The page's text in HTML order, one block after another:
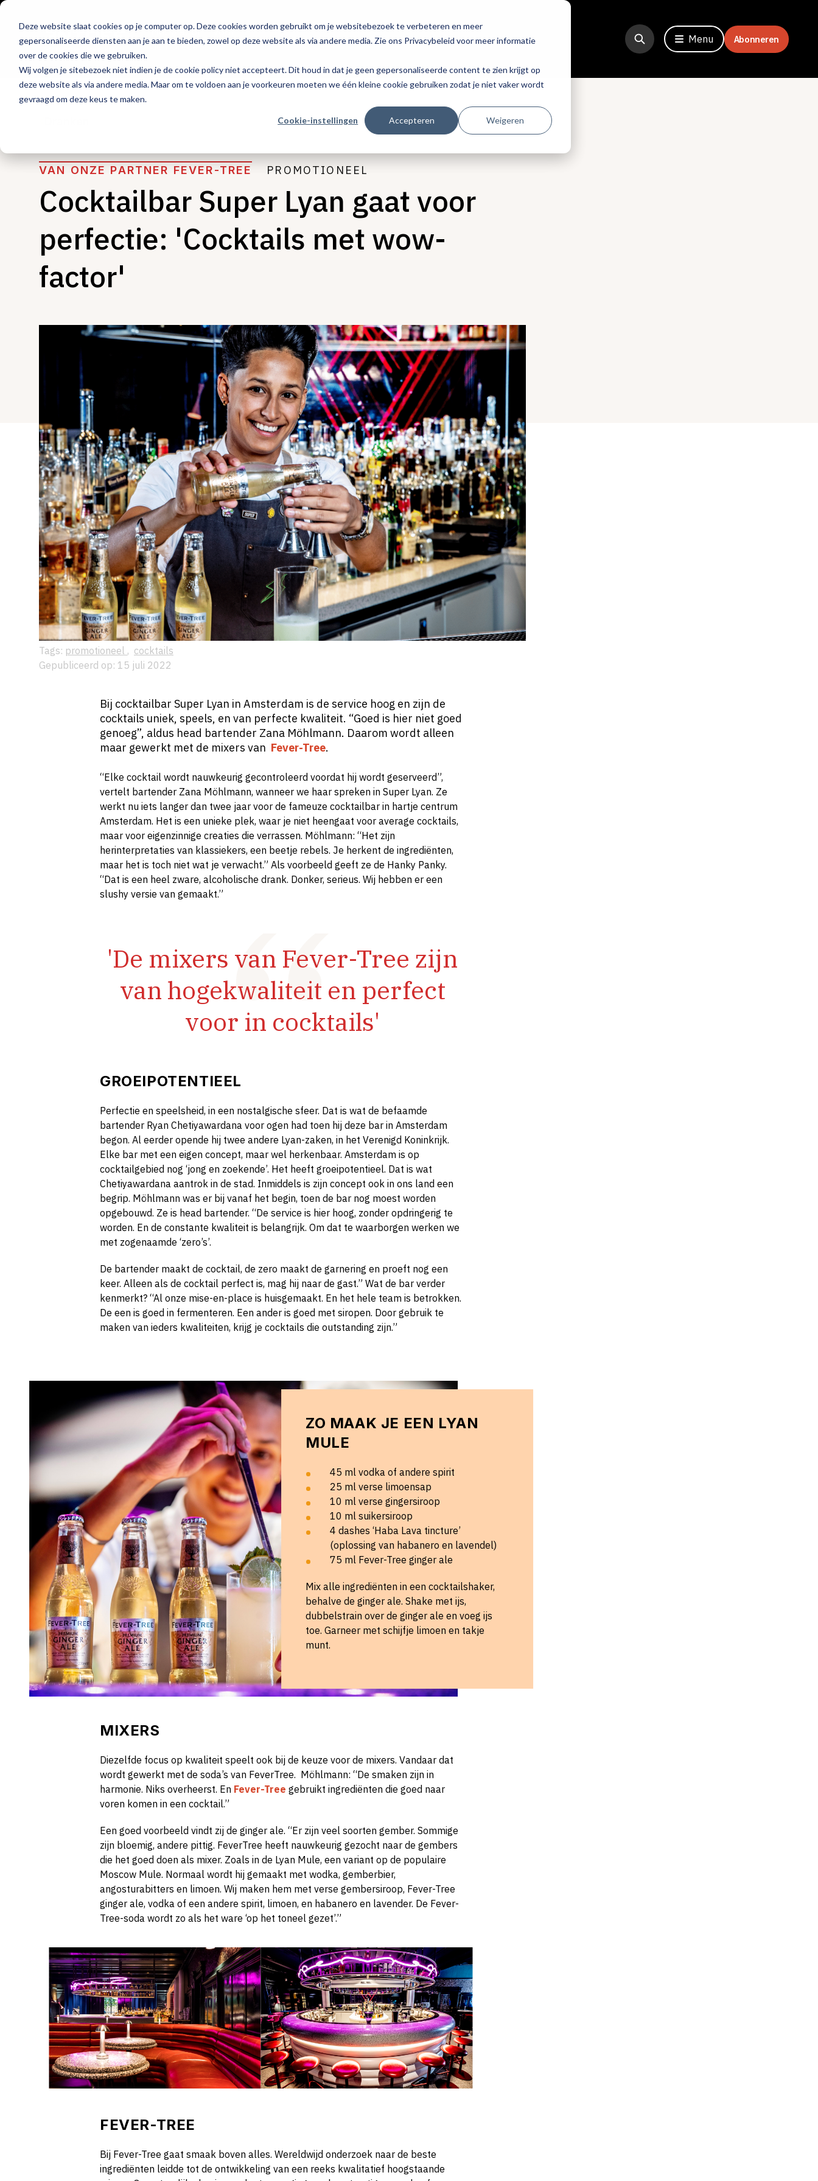
Deze website slaat cookies op je computer op. Deze cookies worden gebruikt om je websitebezoek te verbeteren en meer
gepersonaliseerde diensten aan je aan te bieden, zowel op deze website als via andere media. Zie ons Privacybeleid voor meer informatie
over de cookies die we gebruiken.
Wij volgen je sitebezoek niet indien je de cookie policy niet accepteert. Dit houd in dat je geen gepersonaliseerde content te zien krijgt op
deze website als via andere media. Maar om te voldoen aan je voorkeuren moeten we één kleine cookie gebruiken zodat je niet vaker wordt
gevraagd om deze keus te maken.
Cookie-instellingen Accepteren Weigeren
Hét platform voor
de horeca
Menu Abonneren
VAN ONZE PARTNER FEVER-TREE PROMOTIONEEL
Cocktailbar Super Lyan gaat voor
perfectie: 'Cocktails met wow-
factor'
Tags: promotioneel , cocktails
Gepubliceerd op: 15 juli 2022
Bij cocktailbar Super Lyan in Amsterdam is de service hoog en zijn de
cocktails uniek, speels, en van perfecte kwaliteit. “Goed is hier niet goed
genoeg”, aldus head bartender Zana Möhlmann. Daarom wordt alleen
maar gewerkt met de mixers van Fever-Tree.
“Elke cocktail wordt nauwkeurig gecontroleerd voordat hij wordt geserveerd”,
vertelt bartender Zana Möhlmann, wanneer we haar spreken in Super Lyan. Ze
werkt nu iets langer dan twee jaar voor de fameuze cocktailbar in hartje centrum
Amsterdam. Het is een unieke plek, waar je niet heengaat voor average cocktails,
maar voor eigenzinnige creaties die verrassen. Möhlmann: “Het zijn
herinterpretaties van klassiekers, een beetje rebels. Je herkent de ingrediënten,
maar het is toch niet wat je verwacht.” Als voorbeeld geeft ze de Hanky Panky.
“Dat is een heel zware, alcoholische drank. Donker, serieus. Wij hebben er een
slushy versie van gemaakt.”
'De mixers van Fever-Tree zijn
van hogekwaliteit en perfect
voor in cocktails'
GROEIPOTENTIEEL
Perfectie en speelsheid, in een nostalgische sfeer. Dat is wat de befaamde
bartender Ryan Chetiyawardana voor ogen had toen hij deze bar in Amsterdam
begon. Al eerder opende hij twee andere Lyan-zaken, in het Verenigd Koninkrijk.
Elke bar met een eigen concept, maar wel herkenbaar. Amsterdam is op
cocktailgebied nog ‘jong en zoekende’. Het heeft groeipotentieel. Dat is wat
Chetiyawardana aantrok in de stad. Inmiddels is zijn concept ook in ons land een
begrip. Möhlmann was er bij vanaf het begin, toen de bar nog moest worden
opgebouwd. Ze is head bartender. “De service is hier hoog, zonder opdringerig te
worden. En de constante kwaliteit is belangrijk. Om dat te waarborgen werken we
met zogenaamde ‘zero’s’.
De bartender maakt de cocktail, de zero maakt de garnering en proeft nog een
keer. Alleen als de cocktail perfect is, mag hij naar de gast.” Wat de bar verder
kenmerkt? “Al onze mise-en-place is huisgemaakt. En het hele team is betrokken.
De een is goed in fermenteren. Een ander is goed met siropen. Door gebruik te
maken van ieders kwaliteiten, krijg je cocktails die outstanding zijn.”
ZO MAAK JE EEN LYAN
MULE
45 ml vodka of andere spirit
25 ml verse limoensap
10 ml verse gingersiroop
10 ml suikersiroop
4 dashes ‘Haba Lava tincture’
(oplossing van habanero en lavendel)
75 ml Fever-Tree ginger ale
Mix alle ingrediënten in een cocktailshaker,
behalve de ginger ale. Shake met ijs,
dubbelstrain over de ginger ale en voeg ijs
toe. Garneer met schijfje limoen en takje
munt.
MIXERS
Diezelfde focus op kwaliteit speelt ook bij de keuze voor de mixers. Vandaar dat
wordt gewerkt met de soda’s van FeverTree. Möhlmann: “De smaken zijn in
harmonie. Niks overheerst. En Fever-Tree gebruikt ingrediënten die goed naar
voren komen in een cocktail.”
Een goed voorbeeld vindt zij de ginger ale. “Er zijn veel soorten gember. Sommige
zijn bloemig, andere pittig. FeverTree heeft nauwkeurig gezocht naar de gembers
die het goed doen als mixer. Zoals in de Lyan Mule, een variant op de populaire
Moscow Mule. Normaal wordt hij gemaakt met wodka, gemberbier,
angosturabitters en limoen. Wij maken hem met verse gembersiroop, Fever-Tree
ginger ale, vodka of een andere spirit, limoen, en habanero en lavender. De Fever-
Tree-soda wordt zo als het ware ‘op het toneel gezet’.”
FEVER-TREE
Bij Fever-Tree gaat smaak boven alles. Wereldwijd onderzoek naar de beste
ingrediënten leidde tot de ontwikkeling van een reeks kwalitatief hoogstaande